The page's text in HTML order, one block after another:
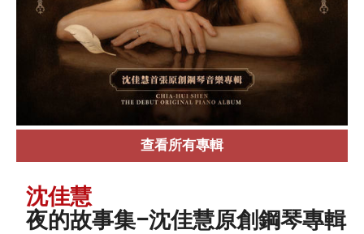
查看所有專輯
沈佳慧
夜的故事集–沈佳慧原創鋼琴專輯